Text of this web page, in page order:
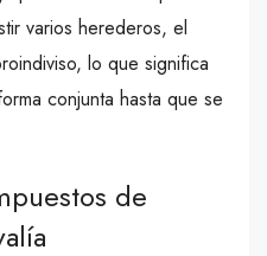
varios herederos, el
lo que significa
conjunta hasta que se
de